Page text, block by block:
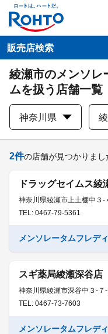
販売店検索
綾瀬市のメンソレ
ムを扱う店舗一覧
神奈川県
2件の店舗が見つかりまし
ドラッグセイムス綾
神奈川県綾瀬市上土棚中３-
TEL: 0467-79-5361
メンソレータムフレデ
スギ薬局綾瀬深谷店
神奈川県綾瀬市深谷中３-７-
TEL: 0467-73-7603
メンソレータムフレデ